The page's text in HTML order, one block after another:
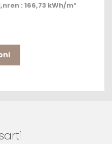
: 166,73 kWh/m²